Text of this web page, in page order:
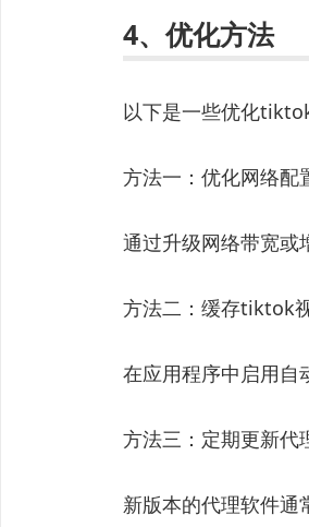
4、优化方法
以下是一些优化
方法一：优化网络配
通过升级网络带宽或
方法二：缓存tiktok
在应用程序中启用自
方法三：定期更新代
新版本的代理软件通